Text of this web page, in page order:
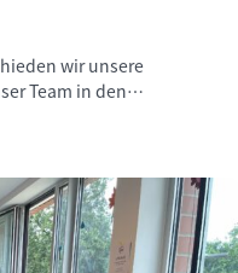
wir unsere
Team in den